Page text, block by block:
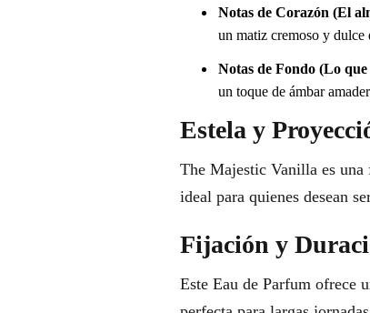
Notas de Corazón (El
un matiz cremoso y dulce
Notas de Fondo (Lo
un toque de ámbar
Estela y
The Majestic Vanilla es una
ideal para quienes desean
Fijación y
Este Eau de Parfum ofrece